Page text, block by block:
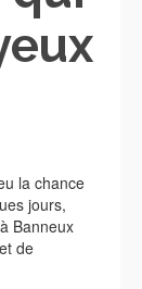
la chance
jours,
Banneux
de